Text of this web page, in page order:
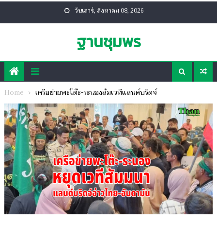
วันเสาร์, สิงหาคม 08, 2026
ฐานชุมพร
Home เครือข่ายพะโต๊ะ-ระนองล้มเวทีแลนด์บริดจ์